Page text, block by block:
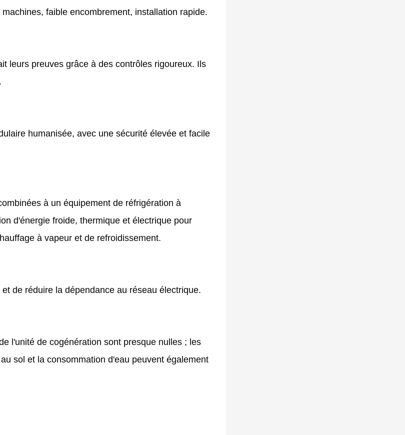
faible encombrement, installation rapide.
leurs preuves grâce à des contrôles rigoureux. Ils
humanisée, avec une sécurité élevée et facile
à un équipement de réfrigération à
d'énergie froide, thermique et électrique pour
à vapeur et de refroidissement.
de réduire la dépendance au réseau électrique.
l'unité de cogénération sont presque nulles ; les
sol et la consommation d'eau peuvent également